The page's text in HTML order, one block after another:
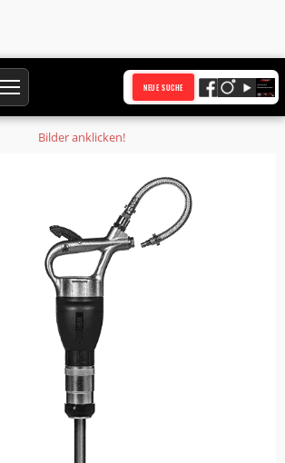
NEUE SUCHE
Schnellwechsler I-Power Softstart
Bilder anklicken!